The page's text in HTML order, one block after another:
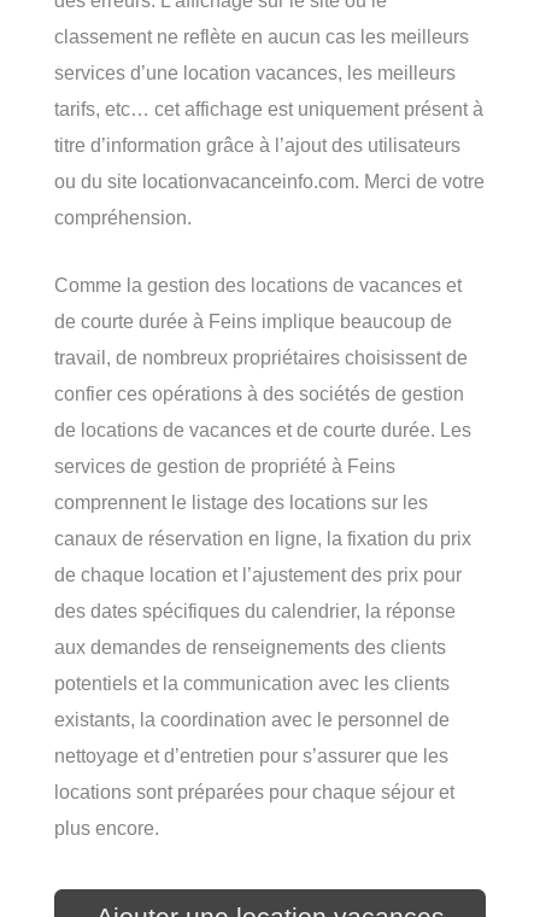
classement ne reflète en aucun cas les meilleurs
services d’une location vacances, les meilleurs
tarifs, etc… cet affichage est uniquement présent à
titre d’information grâce à l’ajout des utilisateurs
ou du site locationvacanceinfo.com. Merci de votre
compréhension.
Comme la gestion des locations de vacances et
de courte durée à Feins implique beaucoup de
travail, de nombreux propriétaires choisissent de
confier ces opérations à des sociétés de gestion
de locations de vacances et de courte durée. Les
services de gestion de propriété à Feins
comprennent le listage des locations sur les
canaux de réservation en ligne, la fixation du prix
de chaque location et l’ajustement des prix pour
des dates spécifiques du calendrier, la réponse
aux demandes de renseignements des clients
potentiels et la communication avec les clients
existants, la coordination avec le personnel de
nettoyage et d’entretien pour s’assurer que les
locations sont préparées pour chaque séjour et
plus encore.